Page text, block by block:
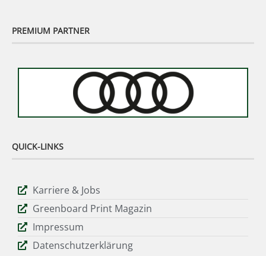
PREMIUM PARTNER
QUICK-LINKS
Karriere & Jobs
Greenboard Print Magazin
Impressum
Datenschutzerklärung